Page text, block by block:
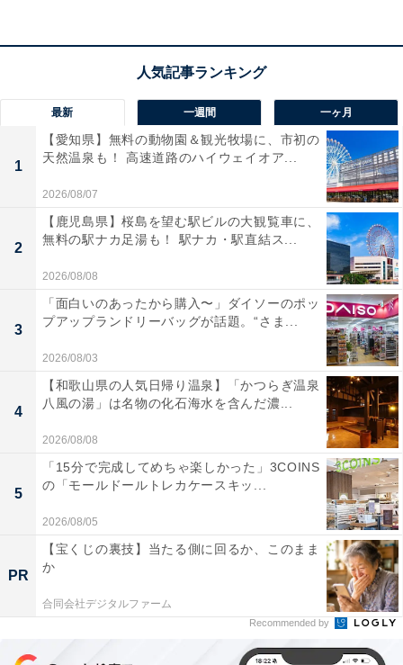
に関する評価です。「使ってみてびっくり、すごくよく
剃れる」「一日分伸ばしただけの短いヒゲでもしっかり
ツルツルの仕上がりに感動」という声が多く、他社製品
からの乗り換えで特に驚きの声が目立ちます。3連密着
ブレードが浮き沈みして肌に密着する設計と、ターボモ
ードによるパワーアップが剃り残しを減らしている点が
評価されています。
防水設計でお風呂剃りに対応、充電の手間が少ない
丸ごと水洗いとお風呂剃りの両方に対応しているため、
洗面台での時間を節約したい人から支持されています。
「約2カ月使用して充電した回数は3〜4回ほど、充電回
数が少なくてとても楽」という声が見られ、充電の手間
が少ない点も継続使用のしやすさにつながっています。
長年ブラウンを使い続けているリピーターからも評価が
高く、「15年ぶりの買い替えでも操作感に違和感がなか
った」という声もあり、ブランドへの信頼感が選ばれ続
ける大きな理由になっています。
最新 一週間 一ヶ月
1
【愛知県】無料の動物園＆観光牧場に、市初の
天然温泉も！ 高速道路のハイウェイオア...
2026/08/07
2
【鹿児島県】桜島を望む駅ビルの大観覧車に、
無料の駅ナカ足湯も！ 駅ナカ・駅直結ス...
2026/08/08
3
「面白いのあったから購入〜」ダイソーのポッ
プアップランドリーバッグが話題。“さま...
2026/08/03
4
【和歌山県の人気日帰り温泉】「かつらぎ温泉
八風の湯」は名物の化石海水を含んだ濃...
2026/08/08
5
「15分で完成してめちゃ楽しかった」3COINS
の「モールドールトレカケースキッ...
2026/08/05
PR
【宝くじの裏技】当たる側に回るか、このまま
か
合同会社デジタルファーム
Recommended by